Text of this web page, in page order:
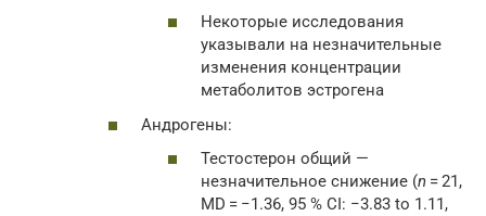
Некоторые исследования
указывали на незначительные
изменения концентрации
метаболитов эстрогена
Андрогены:
Тестостерон общий —
незначительное снижение (n = 21,
MD = −1.36, 95 % CI: −3.83 to 1.11,